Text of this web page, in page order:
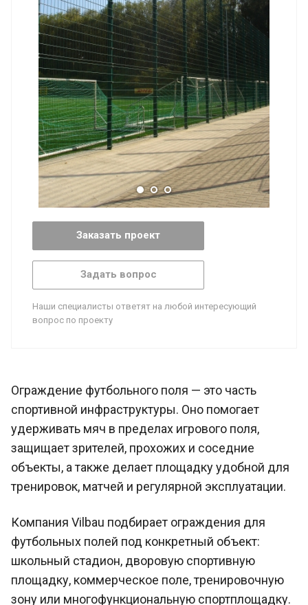
Заказать проект
Задать вопрос
Наши специалисты ответят на любой интересующий
вопрос по проекту
Ограждение футбольного поля — это часть
спортивной инфраструктуры. Оно помогает
удерживать мяч в пределах игрового поля,
защищает зрителей, прохожих и соседние
объекты, а также делает площадку удобной для
тренировок, матчей и регулярной эксплуатации.
Компания Vilbau подбирает ограждения для
футбольных полей под конкретный объект:
школьный стадион, дворовую спортивную
площадку, коммерческое поле, тренировочную
зону или многофункциональную спортплощадку.